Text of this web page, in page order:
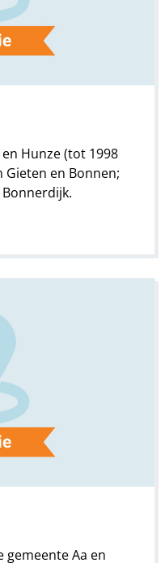
Hunze (tot 1998
en Bonnen;
Aa en